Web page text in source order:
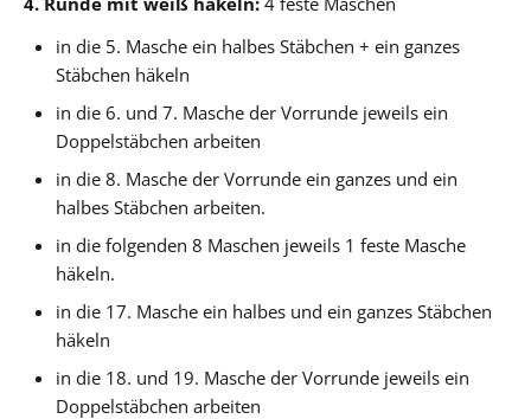
in die 5. Masche ein halbes Stäbchen + ein ganzes
Stäbchen häkeln
in die 6. und 7. Masche der Vorrunde jeweils ein
Doppelstäbchen arbeiten
in die 8. Masche der Vorrunde ein ganzes und ein
halbes Stäbchen arbeiten.
in die folgenden 8 Maschen jeweils 1 feste Masche
häkeln.
in die 17. Masche ein halbes und ein ganzes Stäbchen
häkeln
in die 18. und 19. Masche der Vorrunde jeweils ein
Doppelstäbchen arbeiten